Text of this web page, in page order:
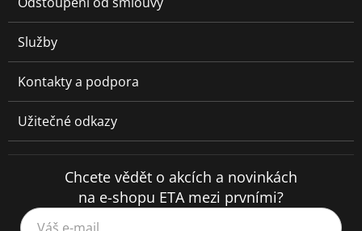
Služby
Kontakty a podpora
Užitečné odkazy
Chcete vědět o akcích a novinkách
na e-shopu ETA mezi prvními?
Váš e-mail